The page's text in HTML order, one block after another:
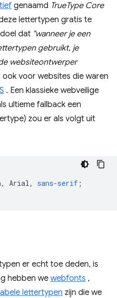
genaamd TrueType Core
lettertypen gratis te
dat "wanneer je een
gebruikt, je
websiteontwerper
voor websites die waren
. Een klassieke webveilige
ultieme fallback een
zou er als volgt uit
, Arial, sans-serif ;
er echt toe deden, is
hebben we webfonts ,
lettertypen zijn die we